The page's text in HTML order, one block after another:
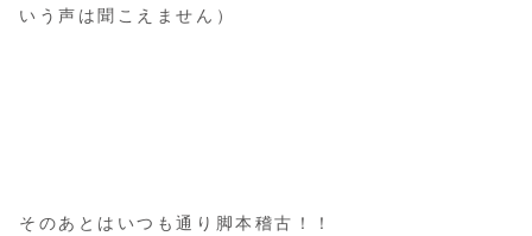
いう声は聞こえません）
そのあとはいつも通り脚本稽古！！